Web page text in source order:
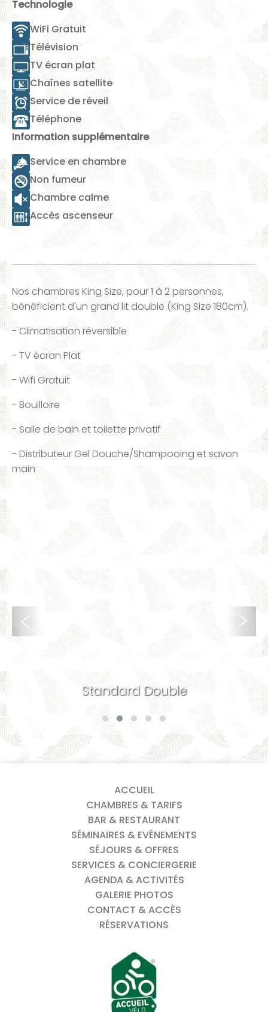
Technologie
WiFi Gratuit
Télévision
TV écran plat
Chaînes satellite
Service de réveil
Téléphone
Information supplémentaire
Service en chambre
Non fumeur
Chambre calme
Accès ascenseur
Nos chambres King Size, pour 1 à 2 personnes,
bénéficient d'un grand lit double (King Size 180cm).
- Climatisation réversible
- TV écran Plat
- Wifi Gratuit
- Bouilloire
- Salle de bain et toilette privatif
- Distributeur Gel Douche/Shampooing et savon
main
Standard Double
ACCUEIL
CHAMBRES & TARIFS
BAR & RESTAURANT
SÉMINAIRES & EVÉNEMENTS
SÉJOURS & OFFRES
SERVICES & CONCIERGERIE
AGENDA & ACTIVITÉS
GALERIE PHOTOS
CONTACT & ACCÈS
RÉSERVATIONS